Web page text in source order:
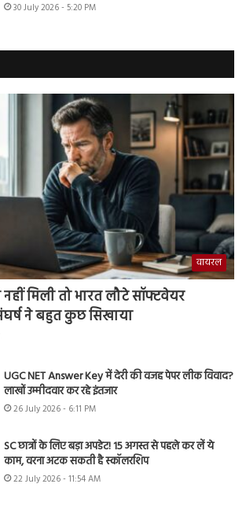
30 July 2026 - 5:20 PM
वायरल
मिली तो भारत लौटे सॉफ्टवेयर
ने बहुत कुछ सिखाया
UGC NET Answer Key में देरी की वजह पेपर लीक विवाद?
लाखों उम्मीदवार कर रहे इंतजार
26 July 2026 - 6:11 PM
SC छात्रों के लिए बड़ा अपडेट! 15 अगस्त से पहले कर लें ये
काम, वरना अटक सकती है स्कॉलरशिप
22 July 2026 - 11:54 AM